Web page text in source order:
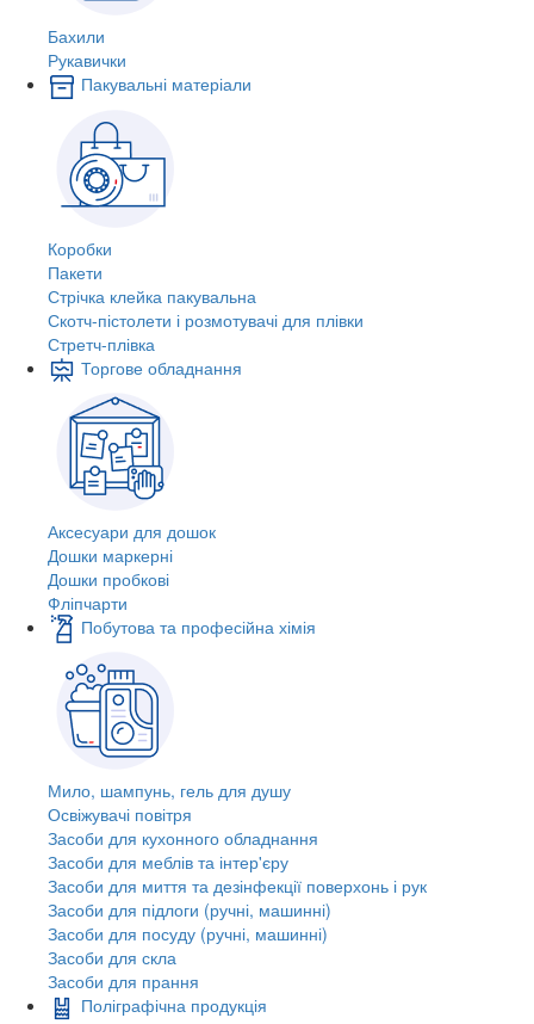
Бахили
Рукавички
Пакувальні матеріали
Коробки
Пакети
Стрічка клейка пакувальна
Скотч-пістолети і розмотувачі для плівки
Стретч-плівка
Торгове обладнання
Аксесуари для дошок
Дошки маркерні
Дошки пробкові
Фліпчарти
Побутова та професійна хімія
Мило, шампунь, гель для душу
Освіжувачі повітря
Засоби для кухонного обладнання
Засоби для меблів та інтер'єру
Засоби для миття та дезінфекції поверхонь і рук
Засоби для підлоги (ручні, машинні)
Засоби для посуду (ручні, машинні)
Засоби для скла
Засоби для прання
Поліграфічна продукція